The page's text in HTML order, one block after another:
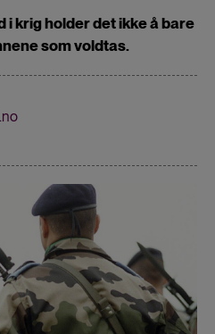
i krig holder det ikke å bare
som voldtas.